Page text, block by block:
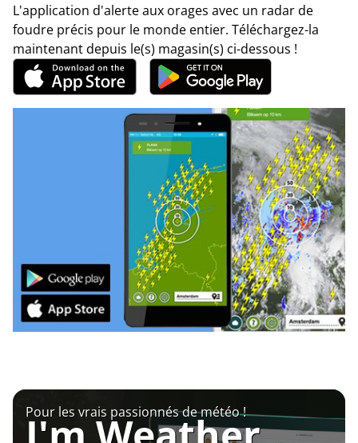
L'application d'alerte aux orages avec un radar de
foudre précis pour le monde entier. Téléchargez-la
maintenant depuis le(s) magasin(s) ci-dessous !
Pour les vrais passionnés de météo !